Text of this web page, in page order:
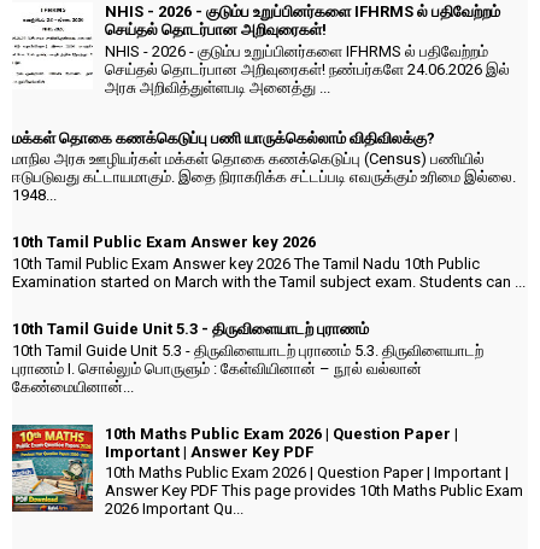
NHIS - 2026 - குடும்ப உறுப்பினர்களை IFHRMS ல் பதிவேற்றம்
செய்தல் தொடர்பான அறிவுரைகள்!
NHIS - 2026 - குடும்ப உறுப்பினர்களை IFHRMS ல் பதிவேற்றம்
செய்தல் தொடர்பான அறிவுரைகள்! நண்பர்களே 24.06.2026 இல்
அரசு அறிவித்துள்ளபடி அனைத்து ...
மக்கள் தொகை கணக்கெடுப்பு பணி யாருக்கெல்லாம் விதிவிலக்கு?
மாநில அரசு ஊழியர்கள் மக்கள் தொகை கணக்கெடுப்பு (Census) பணியில்
ஈடுபடுவது கட்டாயமாகும். இதை நிராகரிக்க சட்டப்படி எவருக்கும் உரிமை இல்லை.
1948...
10th Tamil Public Exam Answer key 2026
10th Tamil Public Exam Answer key 2026 The Tamil Nadu 10th Public
Examination started on March with the Tamil subject exam. Students can ...
10th Tamil Guide Unit 5.3 - திருவிளையாடற் புராணம்
10th Tamil Guide Unit 5.3 - திருவிளையாடற் புராணம் 5.3. திருவிளையாடற்
புராணம் I. சொல்லும் பொருளும் : கேள்வியினான் – நூல் வல்லான்
கேண்மையினான்...
10th Maths Public Exam 2026 | Question Paper |
Important | Answer Key PDF
10th Maths Public Exam 2026 | Question Paper | Important |
Answer Key PDF This page provides 10th Maths Public Exam
2026 Important Qu...